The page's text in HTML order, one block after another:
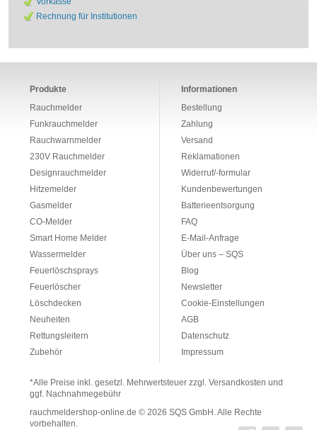
Rechnung für Institutionen
Produkte
Rauchmelder
Funkrauchmelder
Rauchwarnmelder
230V Rauchmelder
Designrauchmelder
Hitzemelder
Gasmelder
CO-Melder
Smart Home Melder
Wassermelder
Feuerlöschsprays
Feuerlöscher
Löschdecken
Neuheiten
Rettungsleitern
Zubehör
Informationen
Bestellung
Zahlung
Versand
Reklamationen
Widerruf/-formular
Kundenbewertungen
Batterieentsorgung
FAQ
E-Mail-Anfrage
Über uns – SQS
Blog
Newsletter
Cookie-Einstellungen
AGB
Datenschutz
Impressum
*Alle Preise inkl. gesetzl. Mehrwertsteuer zzgl. Versandkosten und
ggf. Nachnahmegebühr
rauchmeldershop-online.de © 2026 SQS GmbH. Alle Rechte
vorbehalten.